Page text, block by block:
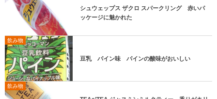
シュウェップス ザクロ スパークリング 赤いパ
ッケージに魅かれた
飲み物
豆乳 パイン味 パインの酸味がおいしい
飲み物